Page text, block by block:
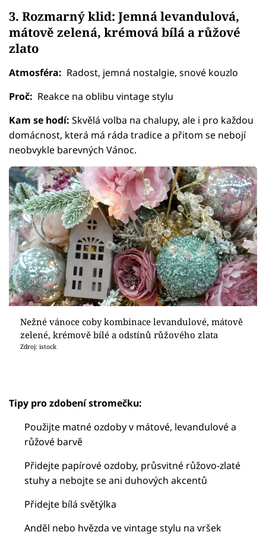
3. Rozmarný klid: Jemná levandulová,
mátově zelená, krémová bílá a růžové
zlato
Atmosféra: Radost, jemná nostalgie, snové kouzlo
Proč: Reakce na oblibu vintage stylu
Kam se hodí: Skvělá volba na chalupy, ale i pro každou
domácnost, která má ráda tradice a přitom se nebojí
neobvykle barevných Vánoc.
Nežné vánoce coby kombinace levandulové, mátově
zelené, krémově bílé a odstínů růžového zlata
Zdroj: istock
Tipy pro zdobení stromečku:
Použijte matné ozdoby v mátové, levandulové a
růžové barvě
Přidejte papírové ozdoby, průsvitné růžovo-zlaté
stuhy a nebojte se ani duhových akcentů
Přidejte bílá světýlka
Anděl nebo hvězda ve vintage stylu na vršek